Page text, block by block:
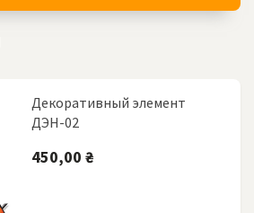
Декоративный элемент
ДЭН-02
450,00 ₴